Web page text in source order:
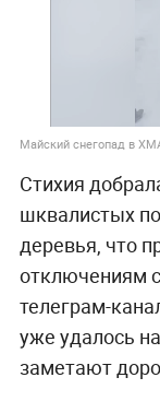
Майский снегопад в
Стихия
шквалистых
деревья, что
отключениям
телеграм-
уже удалось
заметают